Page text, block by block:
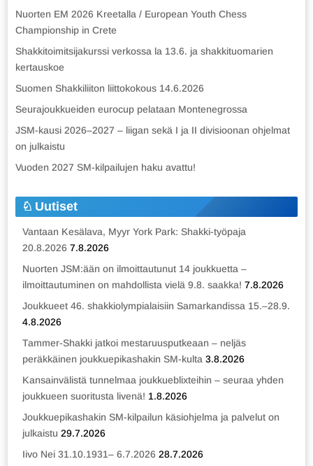
Nuorten EM 2026 Kreetalla / European Youth Chess
Championship in Crete
Shakkitoimitsijakurssi verkossa la 13.6. ja shakkituomarien
kertauskoe
Suomen Shakkiliiton liittokokous 14.6.2026
Seurajoukkueiden eurocup pelataan Montenegrossa
JSM-kausi 2026–2027 – liigan sekä I ja II divisioonan ohjelmat
on julkaistu
Vuoden 2027 SM-kilpailujen haku avattu!
Uutiset
Vantaan Kesälava, Myyr York Park: Shakki-työpaja
20.8.2026 7.8.2026
Nuorten JSM:ään on ilmoittautunut 14 joukkuetta –
ilmoittautuminen on mahdollista vielä 9.8. saakka! 7.8.2026
Joukkueet 46. shakkiolympialaisiin Samarkandissa 15.–28.9.
4.8.2026
Tammer-Shakki jatkoi mestaruusputkeaan – neljäs
peräkkäinen joukkuepikashakin SM-kulta 3.8.2026
Kansainvälistä tunnelmaa joukkueblixteihin – seuraa yhden
joukkueen suoritusta livenä! 1.8.2026
Joukkuepikashakin SM-kilpailun käsiohjelma ja palvelut on
julkaistu 29.7.2026
Iivo Nei 31.10.1931– 6.7.2026 28.7.2026